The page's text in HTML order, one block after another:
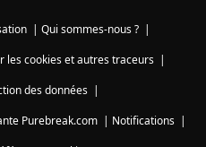
| Qui sommes-nous ? |
les cookies et autres traceurs|
des données|
Purebreak.com | Notifications |